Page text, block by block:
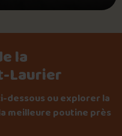
la
Laurier
dessous ou explorer la
meilleure poutine près